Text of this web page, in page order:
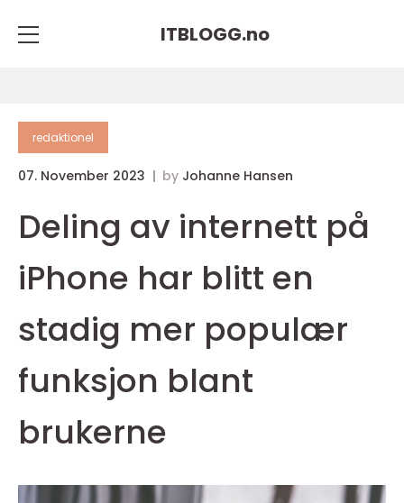
ITBLOGG.no
redaktionel
07. November 2023 by Johanne Hansen
Deling av internett på
iPhone har blitt en
stadig mer populær
funksjon blant
brukerne